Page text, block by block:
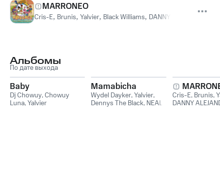
MARRONEO
Cris-E, Brunis, Yalvier, Black Williams, DANNY ALEJANDRO
Альбомы
По дате выхода
Baby
Dj Chowuy,Chowuy
Luna,Yalvier
Mamabicha
Wydel Dayker,Yalvier,
Dennys The Black, NEAL
Cris-E, Brunis,
DANNY